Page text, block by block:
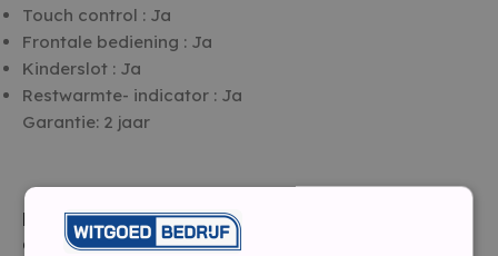
Touch control : Ja
Frontale bediening : Ja
Kinderslot : Ja
Restwarmte- indicator : Ja
Garantie: 2 jaar
Let op: Er wordt standaard geen kabel bij
geleverd door de fabrikant, wij kunnen wel een